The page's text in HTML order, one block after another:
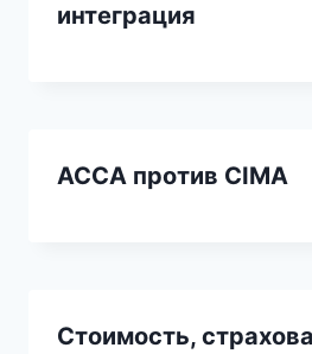
интеграция
ACCA против CIMA
Стоимость,